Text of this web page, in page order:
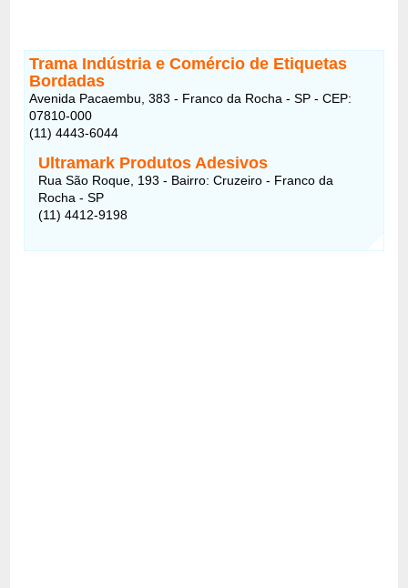
Trama Indústria e Comércio de Etiquetas
Bordadas
Avenida Pacaembu, 383 - Franco da Rocha - SP - CEP:
07810-000
(11) 4443-6044
Ultramark Produtos Adesivos
Rua São Roque, 193 - Bairro: Cruzeiro - Franco da
Rocha - SP
(11) 4412-9198